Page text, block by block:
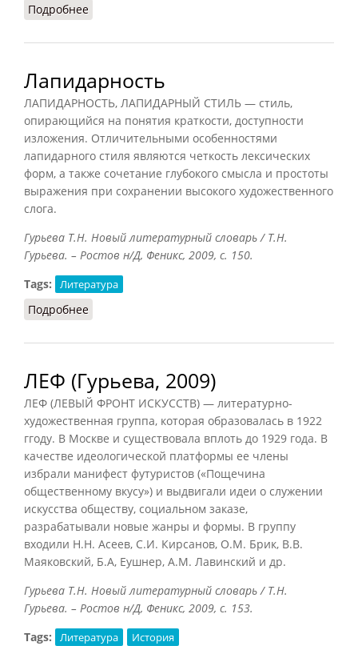
Подробнее
Лапидарность
ЛАПИДАРНОСТЬ, ЛАПИДАРНЫЙ СТИЛЬ — стиль,
опирающийся на понятия краткости, доступности
изложения. Отличительными особенностями
лапидарного стиля являются четкость лексических
форм, а также сочетание глубокого смысла и простоты
выражения при сохранении высокого художественного
слога.
Гурьева Т.Н. Новый литературный словарь / Т.Н.
Гурьева. – Ростов н/Д, Феникс, 2009, с. 150.
Tags:
Литература
Подробнее
ЛЕФ (Гурьева, 2009)
ЛЕФ (ЛЕВЫЙ ФРОНТ ИСКУССТВ) — литературно-
художественная группа, которая образовалась в 1922
ггоду. В Москве и существовала вплоть до 1929 года. В
качестве идеологической платформы ее члены
избрали манифест футуристов («Пощечина
общественному вкусу») и выдвигали идеи о служении
искусства обществу, социальном заказе,
разрабатывали новые жанры и формы. В группу
входили Н.Н. Асеев, С.И. Кирсанов, О.М. Брик, В.В.
Маяковский, Б.А, Еушнер, A.M. Лавинский и др.
Гурьева Т.Н. Новый литературный словарь / Т.Н.
Гурьева. – Ростов н/Д, Феникс, 2009, с. 153.
Tags:
Литература История